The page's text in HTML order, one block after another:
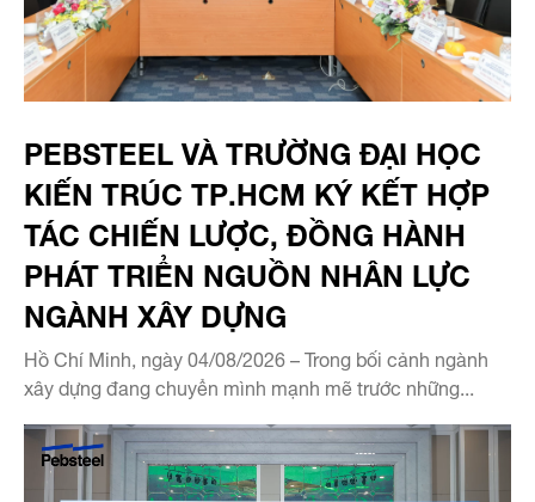
PEBSTEEL VÀ TRƯỜNG ĐẠI HỌC
KIẾN TRÚC TP.HCM KÝ KẾT HỢP
TÁC CHIẾN LƯỢC, ĐỒNG HÀNH
PHÁT TRIỂN NGUỒN NHÂN LỰC
NGÀNH XÂY DỰNG
Hồ Chí Minh, ngày 04/08/2026 – Trong bối cảnh ngành
xây dựng đang chuyển mình mạnh mẽ trước những...